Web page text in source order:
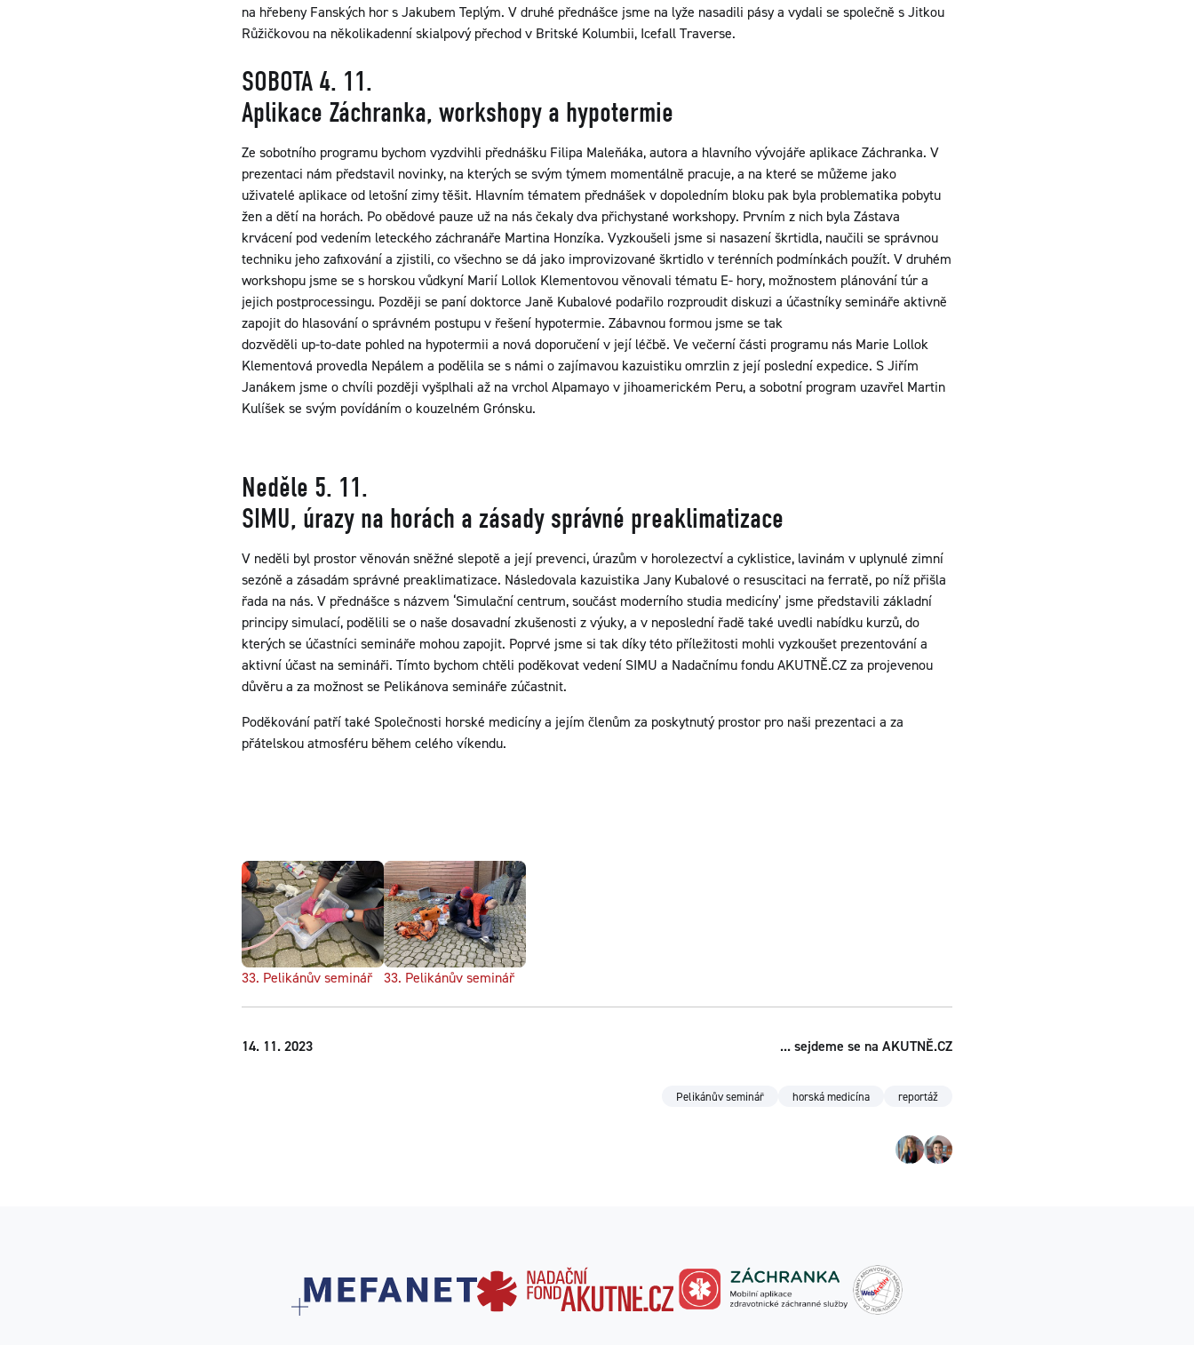
na hřebeny Fanských hor s Jakubem Teplým. V druhé přednášce jsme na lyže nasadili pásy a vydali se společně s Jitkou
Růžičkovou na několikadenní skialpový přechod v Britské Kolumbii, Icefall Traverse.
SOBOTA 4. 11.
Aplikace Záchranka, workshopy a hypotermie
Ze sobotního programu bychom vyzdvihli přednášku Filipa Maleňáka, autora a hlavního vývojáře aplikace Záchranka. V
prezentaci nám představil novinky, na kterých se svým týmem momentálně pracuje, a na které se můžeme jako
uživatelé aplikace od letošní zimy těšit. Hlavním tématem přednášek v dopoledním bloku pak byla problematika pobytu
žen a dětí na horách. Po obědové pauze už na nás čekaly dva přichystané workshopy. Prvním z nich byla Zástava
krvácení pod vedením leteckého záchranáře Martina Honzíka. Vyzkoušeli jsme si nasazení škrtidla, naučili se správnou
techniku jeho zafixování a zjistili, co všechno se dá jako improvizované škrtidlo v terénních podmínkách použít. V druhém
workshopu jsme se s horskou vůdkyní Marií Lollok Klementovou věnovali tématu E- hory, možnostem plánování túr a
jejich postprocessingu. Později se paní doktorce Janě Kubalové podařilo rozproudit diskuzi a účastníky semináře aktivně
zapojit do hlasování o správném postupu v řešení hypotermie. Zábavnou formou jsme se tak
dozvěděli up-to-date pohled na hypotermii a nová doporučení v její léčbě. Ve večerní části programu nás Marie Lollok
Klementová provedla Nepálem a podělila se s námi o zajímavou kazuistiku omrzlin z její poslední expedice. S Jiřím
Janákem jsme o chvíli později vyšplhali až na vrchol Alpamayo v jihoamerickém Peru, a sobotní program uzavřel Martin
Kulíšek se svým povídáním o kouzelném Grónsku.
Neděle 5. 11.
SIMU, úrazy na horách a zásady správné preaklimatizace
V neděli byl prostor věnován sněžné slepotě a její prevenci, úrazům v horolezectví a cyklistice, lavinám v uplynulé zimní
sezóně a zásadám správné preaklimatizace. Následovala kazuistika Jany Kubalové o resuscitaci na ferratě, po níž přišla
řada na nás. V přednášce s názvem ‘Simulační centrum, součást moderního studia medicíny’ jsme představili základní
principy simulací, podělili se o naše dosavadní zkušenosti z výuky, a v neposlední řadě také uvedli nabídku kurzů, do
kterých se účastníci semináře mohou zapojit. Poprvé jsme si tak díky této příležitosti mohli vyzkoušet prezentování a
aktivní účast na semináři. Tímto bychom chtěli poděkovat vedení SIMU a Nadačnímu fondu AKUTNĚ.CZ za projevenou
důvěru a za možnost se Pelikánova semináře zúčastnit.
Poděkování patří také Společnosti horské medicíny a jejím členům za poskytnutý prostor pro naši prezentaci a za
přátelskou atmosféru během celého víkendu.
33. Pelikánův seminář 33. Pelikánův seminář
14. 11. 2023 ... sejdeme se na AKUTNĚ.CZ
Pelikánův seminář horská medicína reportáž